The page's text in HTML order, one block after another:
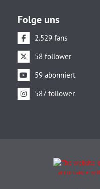
Folge uns
2.529 fans
58 follower
59 abonniert
587 follower